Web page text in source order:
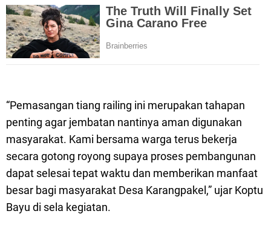
“Pemasangan tiang railing ini merupakan tahapan
penting agar jembatan nantinya aman digunakan
masyarakat. Kami bersama warga terus bekerja
secara gotong royong supaya proses pembangunan
dapat selesai tepat waktu dan memberikan manfaat
besar bagi masyarakat Desa Karangpakel,” ujar Koptu
Bayu di sela kegiatan.